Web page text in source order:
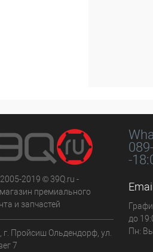
2019 © 39Q.ru -
премиального
и запчастей
г. Пройсиш Ольдендорф, ул.
7
-
до
Пн: